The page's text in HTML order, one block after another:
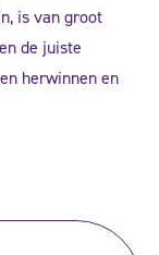
is van groot
de juiste
herwinnen en